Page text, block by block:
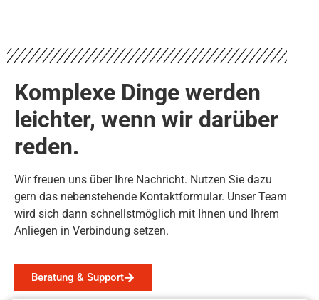
Komplexe Dinge werden
leichter, wenn wir darüber
reden.
Wir freuen uns über Ihre Nachricht. Nutzen Sie dazu
gern das nebenstehende Kontaktformular. Unser Team
wird sich dann schnellstmöglich mit Ihnen und Ihrem
Anliegen in Verbindung setzen.
Beratung & Support